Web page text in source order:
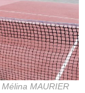
MAURIER